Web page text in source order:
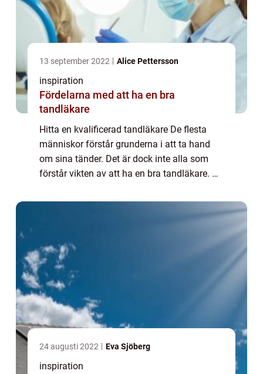
13 september 2022 Alice Pettersson
inspiration
Fördelarna med att ha en bra
tandläkare
Hitta en kvalificerad tandläkare De flesta
människor förstår grunderna i att ta hand
om sina tänder. Det är dock inte alla som
förstår vikten av att ha en bra tandläkare. Att
skillnaden mellan att ha friska tänder oc...
24 augusti 2022 Eva Sjöberg
inspiration